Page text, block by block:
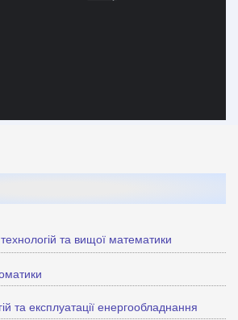
та вищої математики
та експлуатації енергообладнання